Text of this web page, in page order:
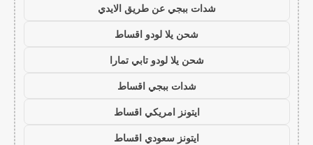
شدات ببجي عن طريق الايدي
شحن يلا لودو اقساط
شحن يلا لودو تابي تمارا
شدات ببجي اقساط
ايتونز امريكي اقساط
ايتونز سعودي اقساط